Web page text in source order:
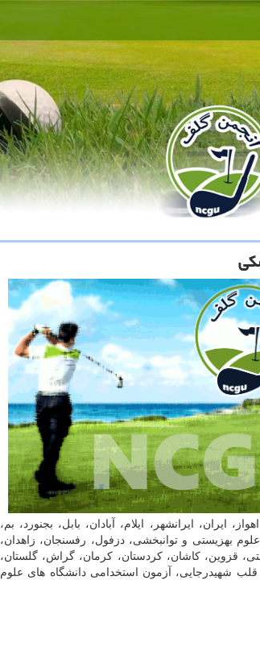
ایران، ایرانشهر، ایلام، آبادان، بابل، بجنورد، بم،
بهزیستی و توانبخشی، دزفول، رفسنجان، زاهدان،
قزوین، کاشان، کردستان، کرمان، گراش، گلستان،
قلب شهیدرجایی، آزمون استخدامی دانشگاه های علوم